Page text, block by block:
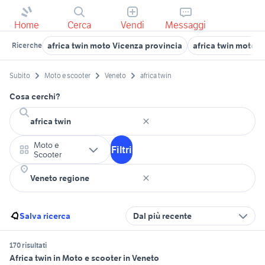
Home Cerca Vendi Messaggi
Ricerche africa twin moto Vicenza provincia africa twin moto
Subito Moto e scooter Veneto africa twin
Cosa cerchi?
Moto e
Scooter
Filtri
Salva ricerca Dal più recente
170 risultati
Africa twin in Moto e scooter in Veneto